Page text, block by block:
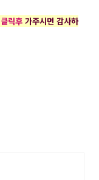
릭후 가주시면 감사하